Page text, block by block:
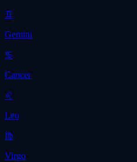
♊
Gemini
♋
Cancer
♌
Leo
♍
Virgo